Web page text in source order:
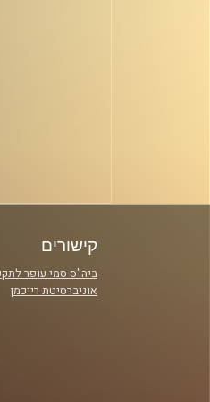
קישורים
ביה"ס סמי עופר
אוניברסיטת רייכמן